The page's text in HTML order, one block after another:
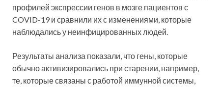
профилей экспрессии генов в мозге пациентов с
COVID-19 и сравнили их с изменениями, которые
наблюдались у неинфицированных людей.
Результаты анализа показали, что гены, которые
обычно активизировались при старении, например,
те, которые связаны с работой иммунной системы,